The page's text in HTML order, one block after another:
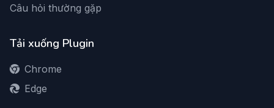
Câu hỏi thường gặp
Tải xuống Plugin
Chrome
Edge